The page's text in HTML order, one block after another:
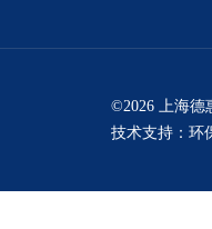
©2026 上海德
技术支持： 环